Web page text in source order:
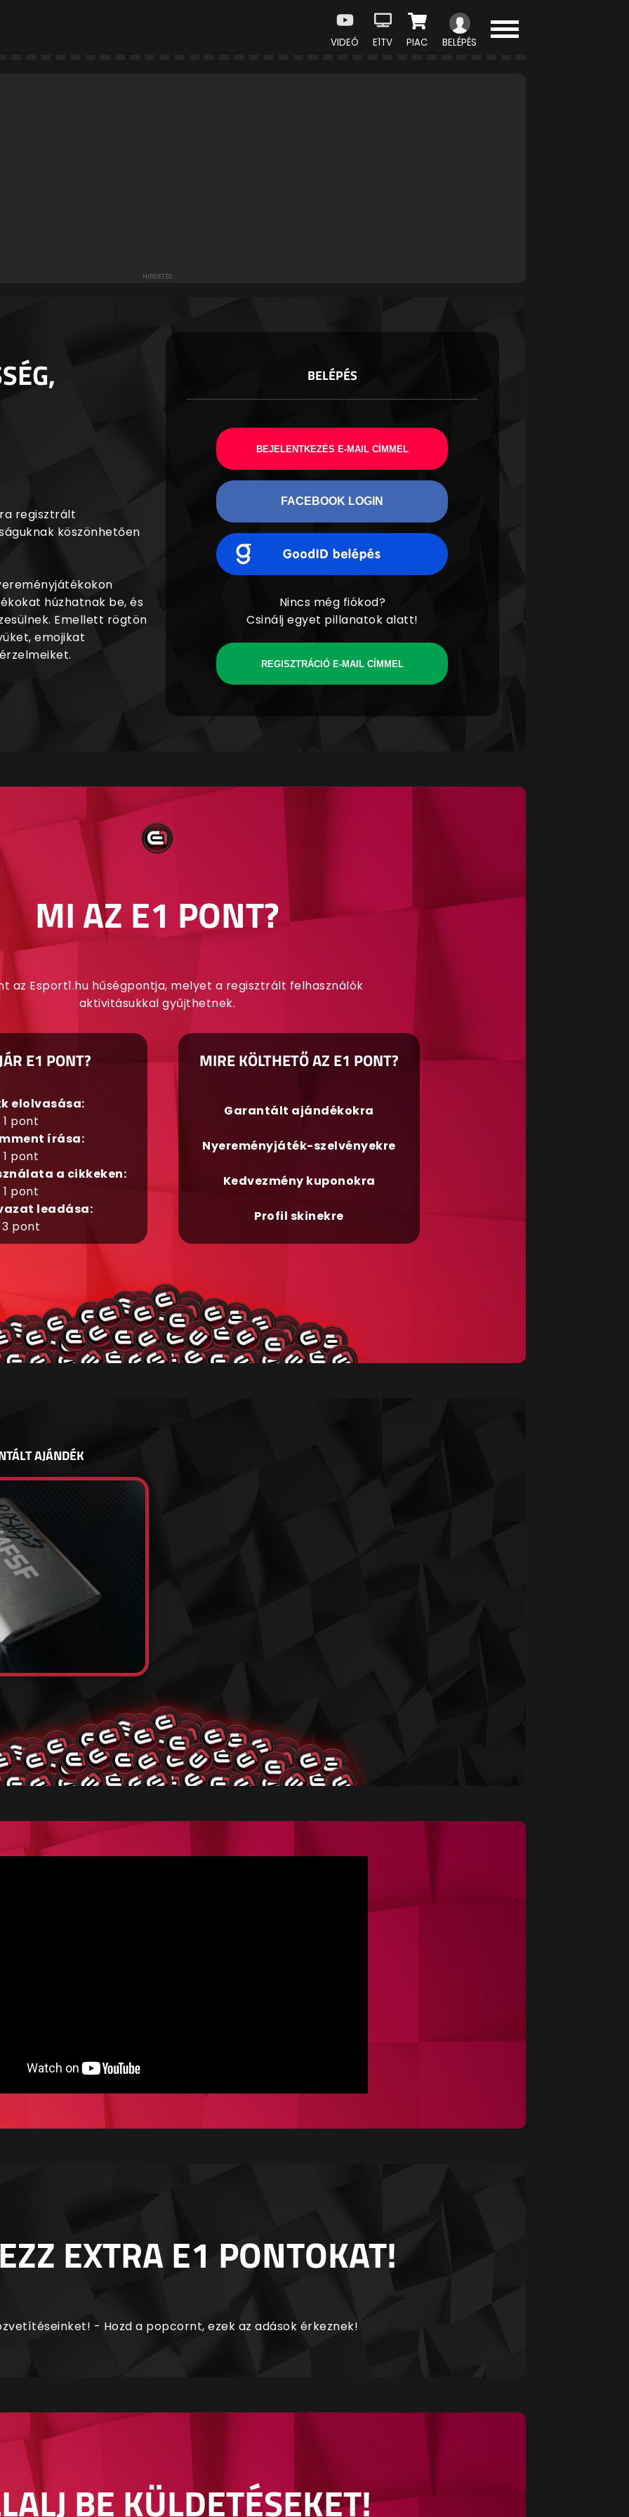
VIDEÓ E1TV PIAC BELÉPÉS
regisztrált
köszönhetően
húzhatnak be, és
Emellett rögtön
emojikat
BELÉPÉS
BEJELENTKEZÉS E-MAIL CÍMMEL
FACEBOOK LOGIN
Nincs még fiókod?
Csinálj egyet pillanatok alatt!
REGISZTRÁCIÓ E-MAIL CÍMMEL
MI AZ E1 PONT?
az Esport1.hu hűségpontja, melyet a regisztrált felhasználók
aktivitásukkal gyűjthetnek.
E1 PONT?
elolvasása:
1 pont
írása:
1 pont
a cikkeken:
1 pont
leadása:
3 pont
MIRE KÖLTHETŐ AZ E1 PONT?
Garantált ajándékokra
Nyereményjáték-szelvényekre
Kedvezmény kuponokra
Profil skinekre
AJÁNDÉK
EXTRA E1 PONTOKAT!
- Hozd a popcornt, ezek az adások érkeznek!
BE KÜLDETÉSEKET!